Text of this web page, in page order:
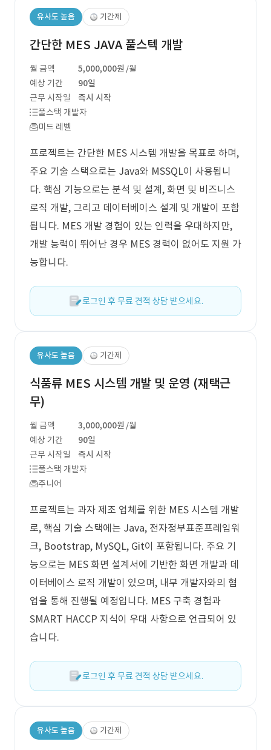
유사도 높음 기간제
간단한 MES JAVA 풀스텍 개발
월 금액 5,000,000원 /월
예상 기간
90일
근무 시작일
즉시 시작
풀스택 개발자
미드 레벨
프로젝트는 간단한 MES 시스템 개발을 목표로 하며,
주요 기술 스택으로는 Java와 MSSQL이 사용됩니
다. 핵심 기능으로는 분석 및 설계, 화면 및 비즈니스
로직 개발, 그리고 데이터베이스 설계 및 개발이 포함
됩니다. MES 개발 경험이 있는 인력을 우대하지만,
개발 능력이 뛰어난 경우 MES 경력이 없어도 지원 가
능합니다.
로그인 후 무료 견적 상담 받으세요.
유사도 높음 기간제
식품류 MES 시스템 개발 및 운영 (재택근
무)
월 금액 3,000,000원 /월
예상 기간
90일
근무 시작일
즉시 시작
풀스택 개발자
주니어
프로젝트는 과자 제조 업체를 위한 MES 시스템 개발
로, 핵심 기술 스택에는 Java, 전자정부표준프레임워
크, Bootstrap, MySQL, Git이 포함됩니다. 주요 기
능으로는 MES 화면 설계서에 기반한 화면 개발과 데
이터베이스 로직 개발이 있으며, 내부 개발자와의 협
업을 통해 진행될 예정입니다. MES 구축 경험과
SMART HACCP 지식이 우대 사항으로 언급되어 있
습니다.
로그인 후 무료 견적 상담 받으세요.
유사도 높음 기간제